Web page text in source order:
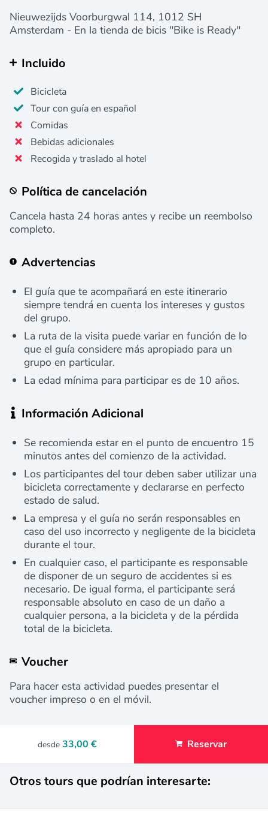
Nieuwezijds Voorburgwal 114, 1012 SH
Amsterdam - En la tienda de bicis "Bike is Ready"
Incluido
Bicicleta
Tour con guía en español
Comidas
Bebidas adicionales
Recogida y traslado al hotel
Política de cancelación
Cancela hasta 24 horas antes y recibe un reembolso
completo.
Advertencias
El guía que te acompañará en este itinerario
siempre tendrá en cuenta los intereses y gustos
del grupo.
La ruta de la visita puede variar en función de lo
que el guía considere más apropiado para un
grupo en particular.
La edad mínima para participar es de 10 años.
Información Adicional
Se recomienda estar en el punto de encuentro 15
minutos antes del comienzo de la actividad.
Los participantes del tour deben saber utilizar una
bicicleta correctamente y declararse en perfecto
estado de salud.
La empresa y el guía no serán responsables en
caso del uso incorrecto y negligente de la bicicleta
durante el tour.
En cualquier caso, el participante es responsable
de disponer de un seguro de accidentes si es
necesario. De igual forma, el participante será
responsable absoluto en caso de un daño a
cualquier persona, a la bicicleta y de la pérdida
total de la bicicleta.
Voucher
Para hacer esta actividad puedes presentar el
voucher impreso o en el móvil.
desde 33,00 € Reservar
Otros tours que podrían interesarte: